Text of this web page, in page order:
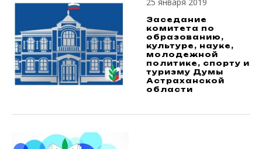
Заседание
комитета по
образованию,
культуре, науке,
молодежной
политике, спорту и
туризму Думы
Астраханской
области